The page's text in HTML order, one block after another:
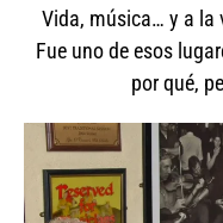
Vida, música… y a la
Fue uno de esos
por qué,